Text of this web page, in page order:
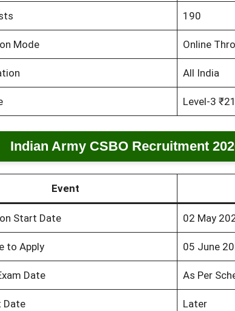
190
Mode Online
All India
Level-3
Indian Army CSBO Recruitment
Event
Start Date 02 May
to Apply 05 June
Date As Per
Date Later